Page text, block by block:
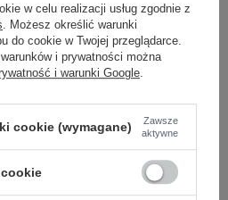
I ZOBACZ CENĘ
w celu realizacji usług zgodnie z
. Możesz określić warunki
do cookie w Twojej przeglądarce.
i prywatności można
i warunki Google
cookie (wymagane)
Zawsze
aktywne